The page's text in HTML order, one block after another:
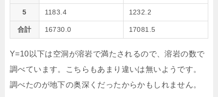
5 1183.4 1232.2
合計 16730.0 17081.5
Y=10以下は空洞が溶岩で満たされるので、溶岩の数で
調べています。こちらもあまり違いは無いようです。
調べたのが地下の奥深くだったからかもしれません。